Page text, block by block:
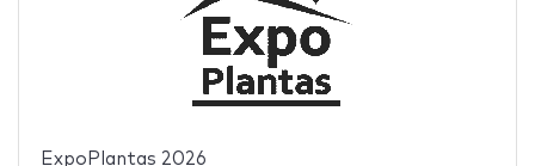
ExpoPlantas 2026